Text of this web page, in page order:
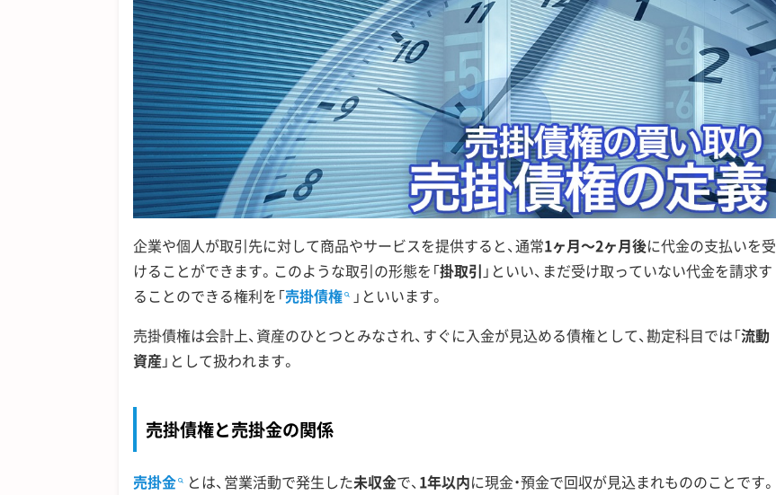
企業や個人が取引先に対して商品やサービスを提供すると、通常1ヶ月～2ヶ月後に代金の支払いを受
けることができます。このような取引の形態を「掛取引 」といい、まだ受け取っていない代金を請求す
ることのできる権利を「売掛債権
」といいます。
売掛債権は会計上、資産のひとつとみなされ、すぐに入金が見込める債権として、勘定科目では「流動
資産」として扱われます。
売掛債権と売掛金の関係
売掛金 とは、営業活動で発生した未収金で、 1年以内に現金・預金で回収が見込まれもののことです。